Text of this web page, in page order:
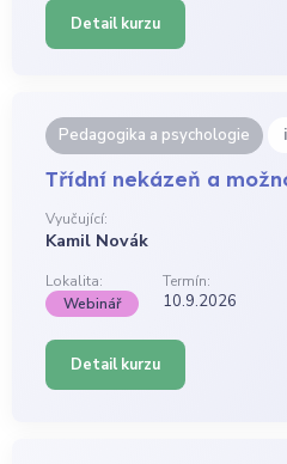
Detail kurzu
Pedagogika a psychologie i
Třídní nekázeň a
Vyučující:
Kamil Novák
Lokalita:
Termín:
Webinář
10.9.2026
Detail kurzu